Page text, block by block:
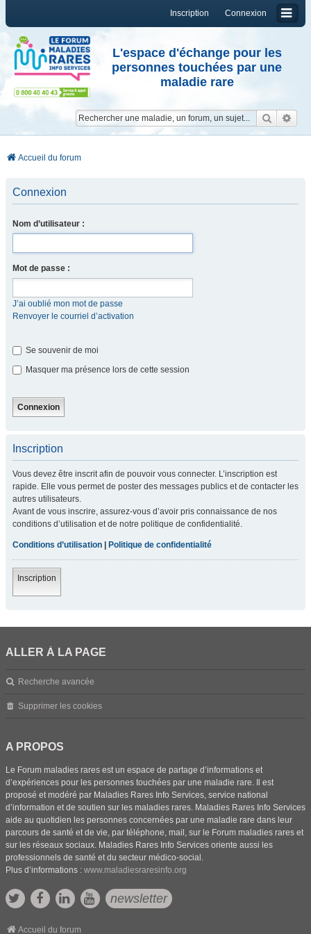
Connexion
Inscription
L'espace d'échange pour les
personnes touchées par une
maladie rare
Accueil du forum
Connexion
Nom d’utilisateur :
Mot de passe :
J’ai oublié mon mot de passe
Renvoyer le courriel d’activation
Se souvenir de moi
Masquer ma présence lors de cette session
Inscription
Vous devez être inscrit afin de pouvoir vous connecter. L’inscription est
rapide. Elle vous permet de poster des messages publics et de contacter les
autres utilisateurs.
Avant de vous inscrire, assurez-vous d’avoir pris connaissance de nos
conditions d’utilisation et de notre politique de confidentialité.
Conditions d’utilisation Politique de confidentialité
Inscription
ALLER À LA PAGE
Recherche avancée
Supprimer les cookies
A PROPOS
Le Forum maladies rares est un espace de partage d’informations et
d’expériences pour les personnes touchées par une maladie rare. Il est
proposé et modéré par Maladies Rares Info Services, service national
d’information et de soutien sur les maladies rares. Maladies Rares Info Services
aide au quotidien les personnes concernées par une maladie rare dans leur
parcours de santé et de vie, par téléphone, mail, sur le Forum maladies rares et
sur les réseaux sociaux. Maladies Rares Info Services oriente aussi les
professionnels de santé et du secteur médico-social.
Plus d’informations : www.maladiesraresinfo.org
newsletter
Accueil du forum